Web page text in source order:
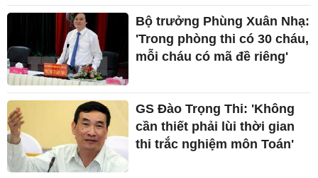
Bộ trưởng Phùng Xuân Nhạ:
'Trong phòng thi có 30 cháu,
mỗi cháu có mã đề riêng'
GS Đào Trọng Thi: 'Không
cần thiết phải lùi thời gian
thi trắc nghiệm môn Toán'